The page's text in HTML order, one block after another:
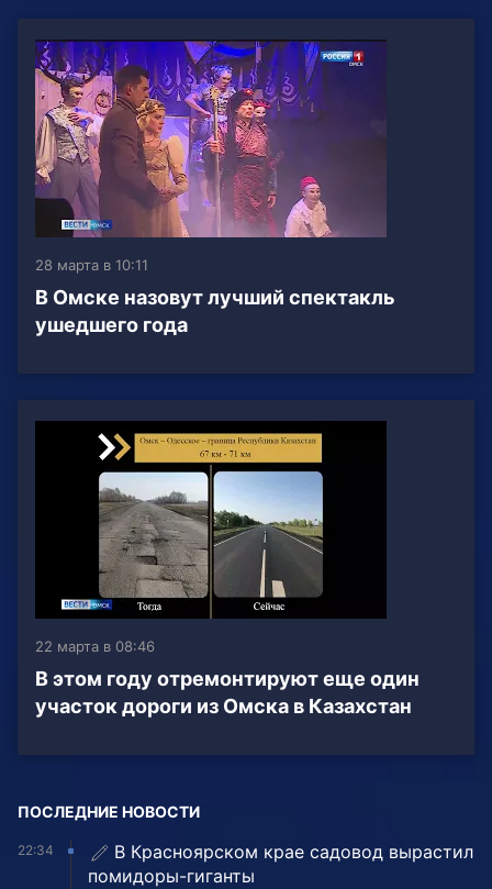
28 марта в 10:11
В Омске назовут лучший спектакль
ушедшего года
22 марта в 08:46
В этом году отремонтируют еще один
участок дороги из Омска в Казахстан
ПОСЛЕДНИЕ НОВОСТИ
22:34
В Красноярском крае садовод вырастил
помидоры-гиганты